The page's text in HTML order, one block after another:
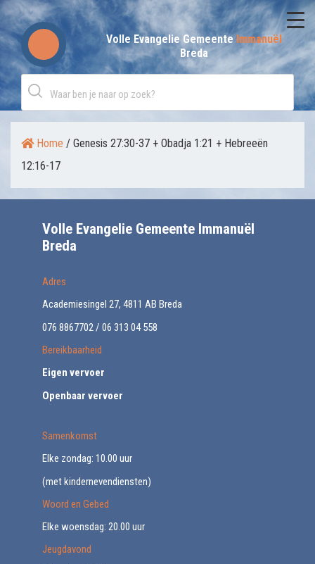
Skip
to
content
Volle Evangelie GemeenteImmanuël
Breda
Home / Genesis 27:30-37 + Obadja 1:21 + Hebreeën
12:16-17
Volle Evangelie Gemeente Immanuël
Breda
Adres
Academiesingel 27, 4811 AB Breda
076 8867702 / 06 313 04 558
Bereikbaarheid
Eigen vervoer
Openbaar vervoer
Samenkomst
Elke zondag: 10.00 uur
(met kindernevendiensten)
Woord en Gebed
Elke woensdag: 20.00 uur
Jeugdavond